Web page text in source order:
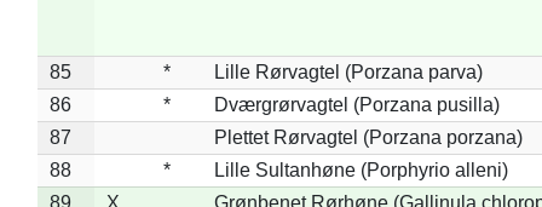
85 *
Lille Rørvagtel (Porzana parva)
86
*
Dværgrørvagtel (Porzana pusilla)
87
Plettet Rørvagtel (Porzana porzana)
88
*
Lille Sultanhøne (Porphyrio alleni)
89
X Grønbenet Rørhøne (Gallinula